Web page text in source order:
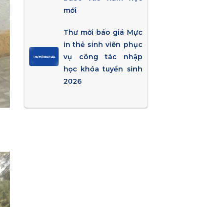
mới
Thư mời báo giá Mực
in thẻ sinh viên phục
vụ công tác nhập
học khóa tuyển sinh
2026